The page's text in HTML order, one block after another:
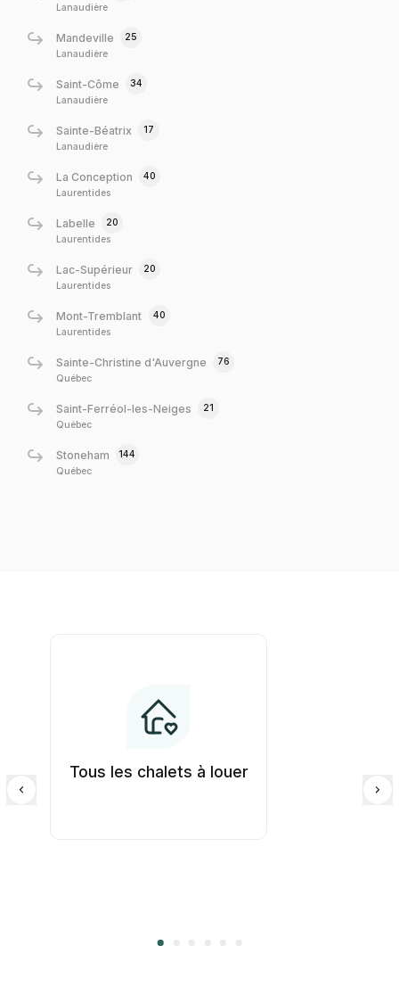
Lanaudière
Mandeville
25
Lanaudière
Saint-Côme
34
Lanaudière
Sainte-Béatrix
17
Lanaudière
La Conception
40
Laurentides
Labelle
20
Laurentides
Lac-Supérieur
20
Laurentides
Mont-Tremblant
40
Laurentides
Sainte-Christine d'Auvergne
76
Québec
Saint-Ferréol-les-Neiges
21
Québec
Stoneham
144
Québec
Tous les chalets à louer